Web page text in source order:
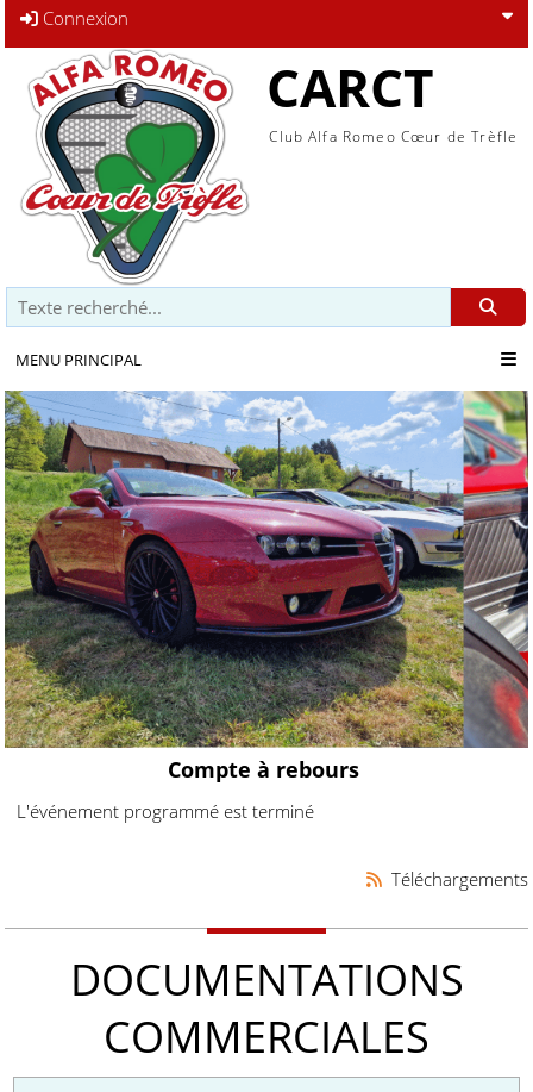
Connexion
CARCT
Club Alfa Romeo Cœur de Trèfle
Recherche
MENU PRINCIPAL
Compte à rebours
L'événement programmé est terminé
Téléchargements
DOCUMENTATIONS
COMMERCIALES